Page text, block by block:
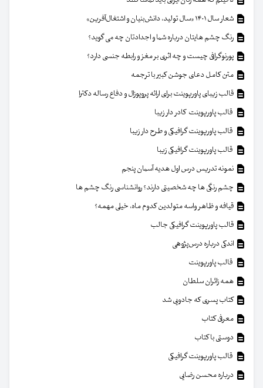
شعار سال ۱۴۰۱ «سال تولید، دانش‌بنیان و اشتغال‌آفرین»
رنگ چشم هایتان درباره شما و اجدادتان چه می گوید؟
پورنوگرافی چیست و چه اثری بر مغز و رابطه جنسی دارد؟
متن کامل دعای جوشن کبیر با ترجمه
قالب زیبای پاورپوینت برای ارائه پروپوزال و دفاع رساله دکترا
قالب پاورپوینت کادر دار زیبا
قالب پاورپوینت گرافیکی و طرح دار زیبا
قالب پاورپوینت گرافیکی زیبا
نمونه تدریس درس اول هدیه آسمان پنجم
چشم رنگی ها چه شخصیتی دارند؟ روانشناسی رنگ چشم ها
قیافه و ظاهر واسه متولدین کدوم ماه، خیلی مهمه؟
قالب پاورپوینت گرافیکی جالب
اندکی درباره درس‌پژوهی
قالب پاورپوینت
همه زائران سلطان
کتاب پسری که جادویی شد
معرفی کتاب
دوستی با کتاب
قالب پاورپوینت گرافیکی
درباره محسن رضایی